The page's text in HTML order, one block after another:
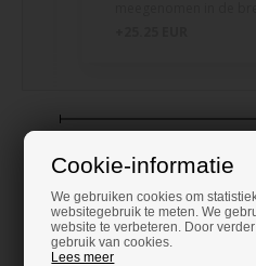
Cookie-informatie
We gebruiken cookies om
websitegebruik te meten. We
website te verbeteren. Door
gebruik van cookies.
Lees meer